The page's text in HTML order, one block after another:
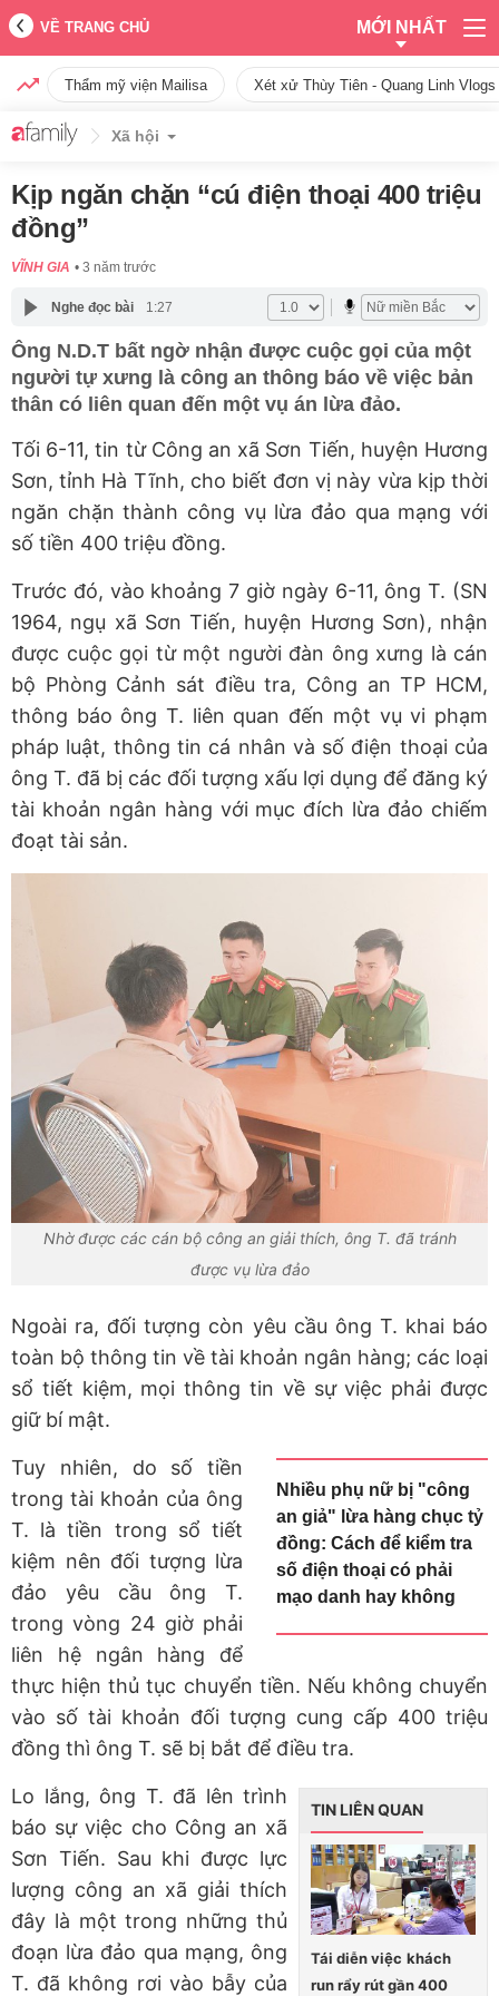
VỀ TRANG CHỦ MỚI NHẤT
Thẩm mỹ viện Mailisa Xét xử Thùy Tiên - Quang Linh
Xã hội
Kịp ngăn chặn “cú điện thoại 400 triệu
đồng”
VĨNH GIA 3 năm trước
Nghe đọc bài 1:27
Ông N.D.T bất ngờ nhận được cuộc gọi của một
người tự xưng là công an thông báo về việc bản
thân có liên quan đến một vụ án lừa đảo.
Tối 6-11, tin từ Công an xã Sơn Tiến, huyện Hương
Sơn, tỉnh Hà Tĩnh, cho biết đơn vị này vừa kịp thời
ngăn chặn thành công vụ lừa đảo qua mạng với
số tiền 400 triệu đồng.
Trước đó, vào khoảng 7 giờ ngày 6-11, ông T. (SN
1964, ngụ xã Sơn Tiến, huyện Hương Sơn), nhận
được cuộc gọi từ một người đàn ông xưng là cán
bộ Phòng Cảnh sát điều tra, Công an TP HCM,
thông báo ông T. liên quan đến một vụ vi phạm
pháp luật, thông tin cá nhân và số điện thoại của
ông T. đã bị các đối tượng xấu lợi dụng để đăng ký
tài khoản ngân hàng với mục đích lừa đảo chiếm
đoạt tài sản.
Nhờ được các cán bộ công an giải thích, ông T. đã tránh
được vụ lừa đảo
Ngoài ra, đối tượng còn yêu cầu ông T. khai báo
toàn bộ thông tin về tài khoản ngân hàng; các loại
sổ tiết kiệm, mọi thông tin về sự việc phải được
giữ bí mật.
Nhiều phụ nữ bị "công
an giả" lừa hàng chục tỷ
đồng: Cách để kiểm tra
số điện thoại có phải
mạo danh hay không
Tuy nhiên, do số tiền
trong tài khoản của ông
T. là tiền trong sổ tiết
kiệm nên đối tượng lừa
đảo yêu cầu ông T.
trong vòng 24 giờ phải
liên hệ ngân hàng để
thực hiện thủ tục chuyển tiền. Nếu không chuyển
vào số tài khoản đối tượng cung cấp 400 triệu
đồng thì ông T. sẽ bị bắt để điều tra.
TIN LIÊN QUAN
Tái diễn việc khách
run rẩy rút gần 400
Lo lắng, ông T. đã lên trình
báo sự việc cho Công an xã
Sơn Tiến. Sau khi được lực
lượng công an xã giải thích
đây là một trong những thủ
đoạn lừa đảo qua mạng, ông
T. đã không rơi vào bẫy của